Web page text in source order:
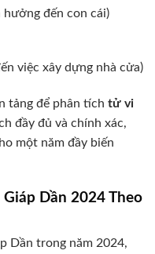
đến con cái)
việc xây dựng nhà cửa)
tảng để phân tích tử vi
đầy đủ và chính xác,
một năm đầy biến
Giáp Dần 2024 Theo
Dần trong năm 2024,